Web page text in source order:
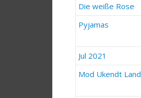
Die weiße Rose
Pyjamas
Jul 2021
Mod Ukendt Land